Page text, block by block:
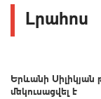
Լրահոս
Երևանի
մեկուսացվել է